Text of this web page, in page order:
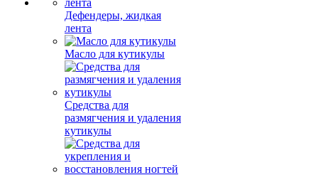
Дефендеры, жидкая
лента
Масло для кутикулы
Средства для
размягчения и удаления
кутикулы